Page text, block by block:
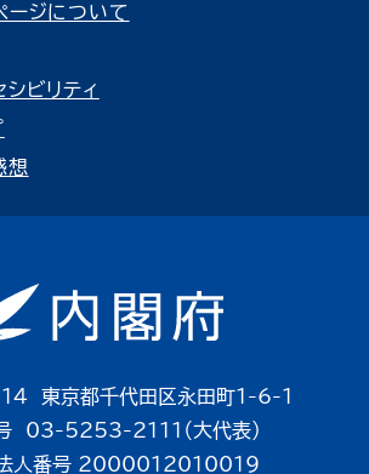
ージについて
シビリティ
想
東京都千代田区永田町1-6-1
03-5253-2111（大代表）
人番号 2000012010019